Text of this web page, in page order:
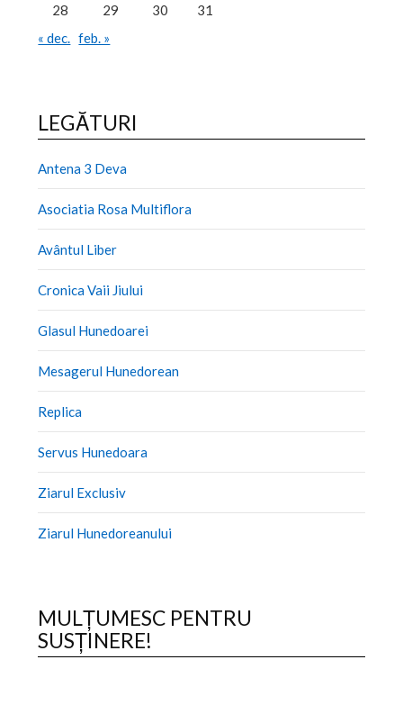
28 29 30
31
« dec.
feb. »
LEGĂTURI
Antena 3 Deva
Asociatia Rosa Multiflora
Avântul Liber
Cronica Vaii Jiului
Glasul Hunedoarei
Mesagerul Hunedorean
Replica
Servus Hunedoara
Ziarul Exclusiv
Ziarul Hunedoreanului
MULȚUMESC PENTRU
SUSȚINERE!